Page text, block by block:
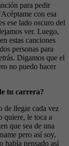
para pedir
con esa
ese lado oscuro del
ver. Luego,
estas canciones
personas para
Digamos que el
no puedo hacer
tu carrera?
de llegar cada vez
quiere, le toca a
que sea de una
pero así soy,
había pensado así